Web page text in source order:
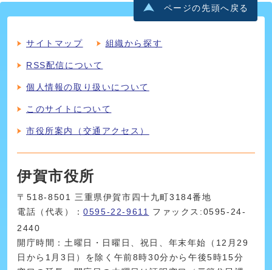
ページの先頭へ戻る
サイトマップ 組織から探す
RSS配信について
個人情報の取り扱いについて
このサイトについて
市役所案内（交通アクセス）
伊賀市役所
〒518-8501 三重県伊賀市四十九町3184番地
電話（代表）：0595-22-9611
ファックス:0595-24-
2440
開庁時間：土曜日・日曜日、祝日、年末年始（12月29
日から1月3日）を除く午前8時30分から午後5時15分